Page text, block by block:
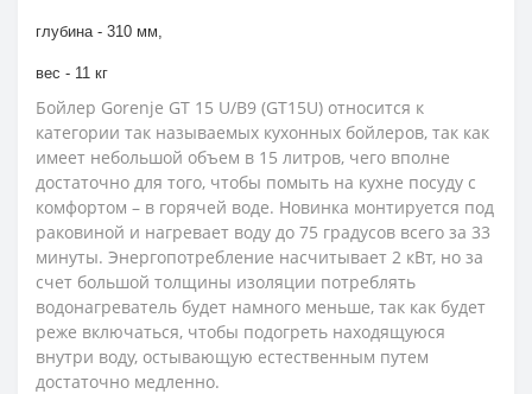
глубина - 310 мм,
вес - 11 кг
Бойлер Gorenje GT 15 U/B9 (GT15U) относится к
категории так называемых кухонных бойлеров, так как
имеет небольшой объем в 15 литров, чего вполне
достаточно для того, чтобы помыть на кухне посуду с
комфортом – в горячей воде. Новинка монтируется под
раковиной и нагревает воду до 75 градусов всего за 33
минуты. Энергопотребление насчитывает 2 кВт, но за
счет большой толщины изоляции потреблять
водонагреватель будет намного меньше, так как будет
реже включаться, чтобы подогреть находящуюся
внутри воду, остывающую естественным путем
достаточно медленно.